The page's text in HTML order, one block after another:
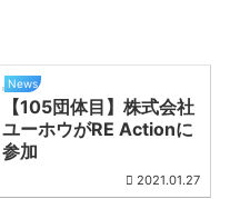
News
【105団体目】株式会社
ユーホウがRE Actionに
参加
2021.01.27